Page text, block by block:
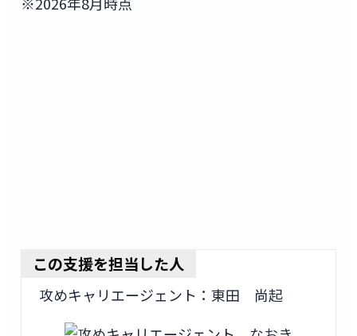
この支援を担当した人
攻めキャリエージェント：東田 尚起